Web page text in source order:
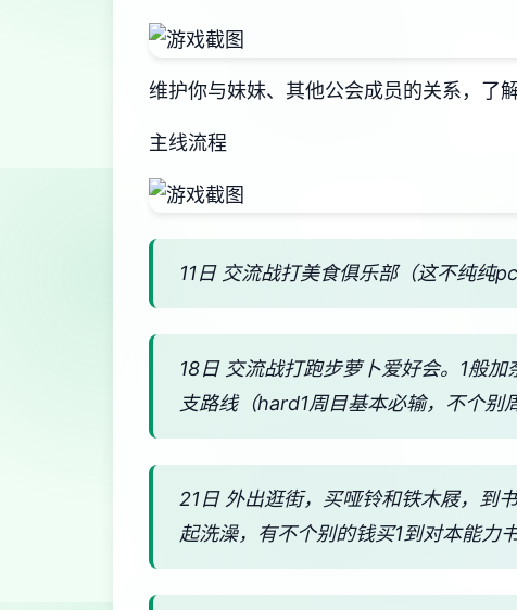
维护你与妹妹、其他公会成员的关系，了
主线流程
11日 交流战打美食俱乐部（这不纯纯
18日 交流战打跑步萝卜爱好会。1般
支路线（hard1周目基本必输，不个
21日 外出逛街，买哑铃和铁木屐，到
起洗澡，有不个别的钱买1到对本能力